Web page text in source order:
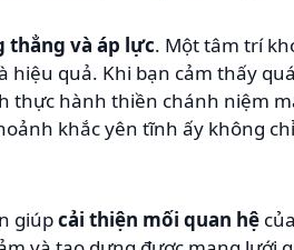
thẳng và áp lực. Một tâm trí
hiệu quả. Khi bạn cảm thấy
thực hành thiền chánh niệm
khắc yên tĩnh ấy không
giúpcải thiện mối quan hệ